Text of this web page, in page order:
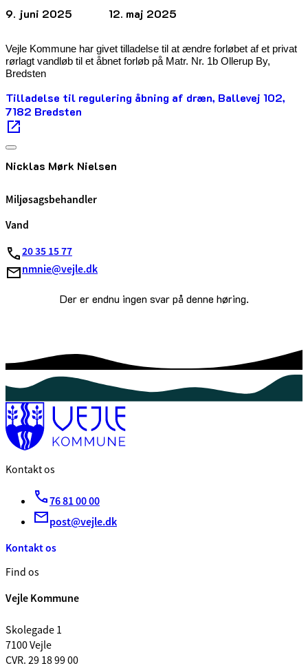
9. juni 2025 12. maj 2025
Vejle Kommune har givet tilladelse til at ændre forløbet af et privat
rørlagt vandløb til et åbnet forløb på Matr. Nr. 1b Ollerup By,
Bredsten
Tilladelse til regulering åbning af dræn, Ballevej 102,
7182 Bredsten
Nicklas Mørk Nielsen
Miljøsagsbehandler
Vand
20 35 15 77
nmnie@vejle.dk
Der er endnu ingen svar på denne høring.
Kontakt os
76 81 00 00
post@vejle.dk
Kontakt os
Find os
Vejle Kommune
Skolegade 1
7100 Vejle
CVR. 29 18 99 00